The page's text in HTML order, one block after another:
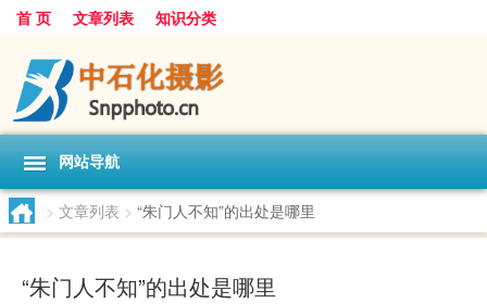
首 页 文章列表 知识分类
网站导航
> 文章列表 > “朱门人不知”的出处是哪里
“朱门人不知”的出处是哪里